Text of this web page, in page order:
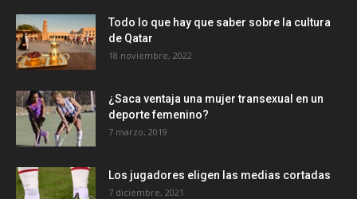
Todo lo que hay que saber sobre la cultura
de Qatar
18 noviembre, 2022
¿Saca ventaja una mujer transexual en un
deporte femenino?
7 marzo, 2019
Los jugadores eligen las medias cortadas
7 diciembre, 2021